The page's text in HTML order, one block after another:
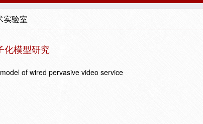
实验室
化模型研究
of wired pervasive video service